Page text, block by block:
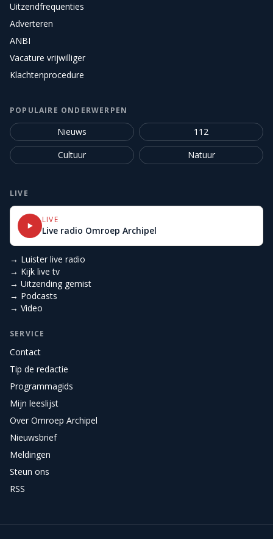
Uitzendfrequenties
Adverteren
ANBI
Vacature vrijwilliger
Klachtenprocedure
POPULAIRE ONDERWERPEN
Nieuws
112
Cultuur
Natuur
LIVE
LIVE
Live radio Omroep Archipel
→ Luister live radio
→ Kijk live tv
→ Uitzending gemist
→ Podcasts
→ Video
SERVICE
Contact
Tip de redactie
Programmagids
Mijn leeslijst
Over Omroep Archipel
Nieuwsbrief
Meldingen
Steun ons
RSS